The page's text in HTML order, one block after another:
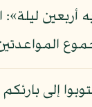
إلى